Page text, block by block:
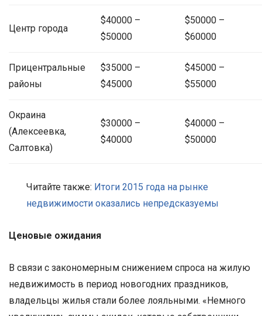
Центр города
$40000 –
$50000
$50000 –
$60000
Прицентральные
районы
$35000 –
$45000
$45000 –
$55000
Окраина
(Алексеевка,
Салтовка)
$30000 –
$40000
$40000 –
$50000
Читайте также: Итоги 2015 года на рынке
недвижимости оказались непредсказуемы
Ценовые ожидания
В связи с закономерным снижением спроса на жилую
недвижимость в период новогодних праздников,
владельцы жилья стали более лояльными. «Немного